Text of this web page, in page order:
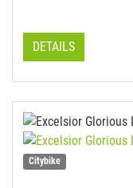
DETAILS
Citybike